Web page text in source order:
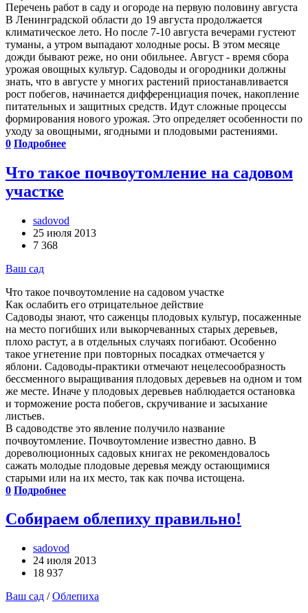
Перечень работ в саду и огороде на первую половину августа
В Ленинградской области до 19 августа продолжается
климатическое лето. Но после 7-10 августа вечерами густеют
туманы, а утром выпадают холодные росы. В этом месяце
дожди бывают реже, но они обильнее. Август - время сбора
урожая овощных культур. Садоводы и огородники должны
знать, что в августе у многих растений приостанавливается
рост побегов, начинается дифференциация почек, накопление
питательных и защитных средств. Идут сложные процессы
формирования нового урожая. Это определяет особенности по
уходу за овощными, ягодными и плодовыми растениями.
0 Подробнее
Что такое почвоутомление на садовом
участке
sadovod
25 июля 2013
7 368
Ваш сад
Что такое почвоутомление на садовом участке
Как ослабить его отрицательное действие
Садоводы знают, что саженцы плодовых культур, посаженные
на место погибших или выкорчеванных старых деревьев,
плохо растут, а в отдельных случаях погибают. Особенно
такое угнетение при повторных посадках отмечается у
яблони. Садоводы-практики отмечают нецелесообразность
бессменного выращивания плодовых деревьев на одном и том
же месте. Иначе у плодовых деревьев наблюдается остановка
и торможение роста побегов, скручивание и засыхание
листьев.
В садоводстве это явление получило название
почвоутомление. Почвоутомление известно давно. В
дореволюционных садовых книгах не рекомендовалось
сажать молодые плодовые деревья между остающимися
старыми или на их место, так как почва истощена.
0 Подробнее
Собираем облепиху правильно!
sadovod
24 июля 2013
18 937
Ваш сад /Облепиха